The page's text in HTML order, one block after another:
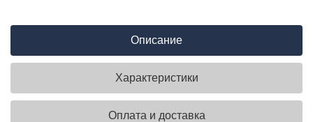
Описание
Характеристики
Оплата и доставка